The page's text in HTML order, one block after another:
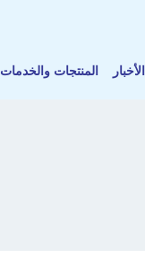
الأخبار المنتجات والخدمات